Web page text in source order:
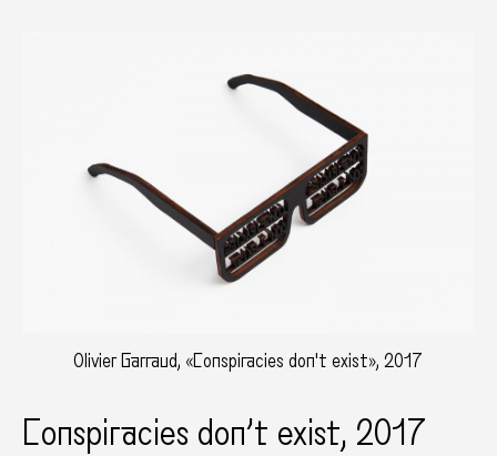
Olivier Garraud, «Conspiracies don't exist», 2017
Conspiracies don’t exist, 2017